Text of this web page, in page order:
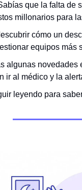
que la falta de
millonarios para
cómo un
equipos más
algunas
ir al médico y la
leyendo para